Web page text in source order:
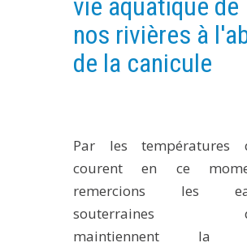
FORMATION CONTINUE
FORMATION DOCTORALE
THÈSES EN COURS
LOGICIELS
PUBLICATIONS SUR HAL
vie aquatique de
nos rivières à
de la canicule
Par les températures
courent en ce
remercions les
souterraines
maintiennent la